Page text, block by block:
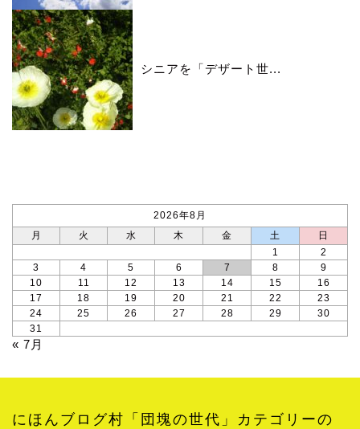
シニアを「デザート世...
2026年8月
月
火 水 木 金 土
日
1
2
3
4 5 6 7 8
9
10
11 12 13 14 15
16
17
18 19 20 21 22
23
24
25 26 27 28 29
30
31
« 7月
にほんブログ村「団塊の世代」カテゴリーの